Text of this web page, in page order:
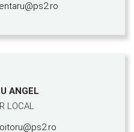
ANGEL
LOCAL